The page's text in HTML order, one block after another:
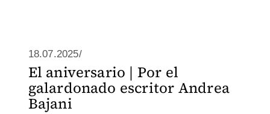
18.07.2025/
El aniversario | Por el
galardonado escritor Andrea
Bajani